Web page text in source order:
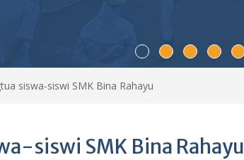
siswa-siswi SMK Bina Rahayu
siswi SMK Bina Rahayu